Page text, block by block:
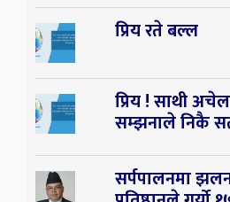
प्रिय रते बल्ल
प्रिय ! साथी अचेल
सम्झनाले निकै
सर्पपालनमा